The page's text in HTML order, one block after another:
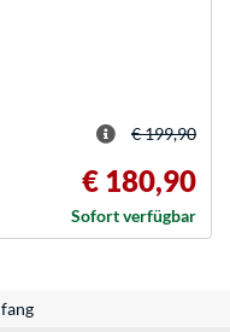
€ 199,90
€ 180,90
Sofort verfügbar